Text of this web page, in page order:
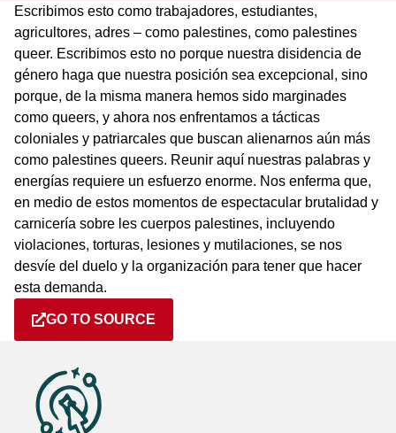
Escribimos esto como trabajadores, estudiantes,
agricultores, adres – como palestines, como palestines
queer. Escribimos esto no porque nuestra disidencia de
género haga que nuestra posición sea excepcional, sino
porque, de la misma manera hemos sido marginades
como queers, y ahora nos enfrentamos a tácticas
coloniales y patriarcales que buscan alienarnos aún más
como palestines queers. Reunir aquí nuestras palabras y
energías requiere un esfuerzo enorme. Nos enferma que,
en medio de estos momentos de espectacular brutalidad y
carnicería sobre les cuerpos palestines, incluyendo
violaciones, torturas, lesiones y mutilaciones, se nos
desvíe del duelo y la organización para tener que hacer
esta demanda.
GO TO SOURCE